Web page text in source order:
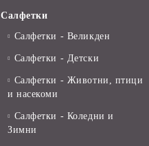
Салфетки
Салфетки - Великден
Салфетки - Детски
Салфетки - Животни, птици
и насекоми
Салфетки - Коледни и
Зимни